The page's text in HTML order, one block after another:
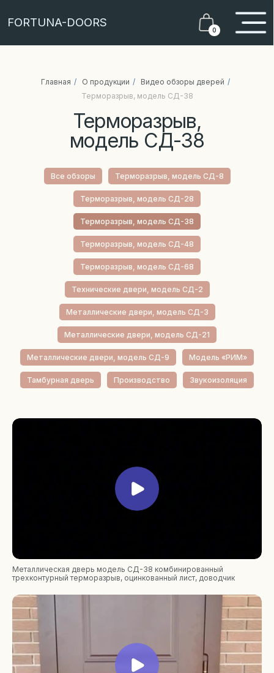
FORTUNA-DOORS
Главная / О продукции / Видео обзоры дверей /
Терморазрыв, модель СД-38
Терморазрыв,
модель СД-38
Все обзоры Терморазрыв, модель СД-8
Терморазрыв, модель СД-28
Терморазрыв, модель СД-38
Терморазрыв, модель СД-48
Терморазрыв, модель СД-68
Технические двери, модель СД-2
Металлические двери, модель СД-3
Металлические двери, модель СД-21
Металлические двери, модель СД-9 Модель «РИМ»
Тамбурная дверь Производство Звукоизоляция
Металлическая дверь модель СД-38 комбинированный
трехконтурный терморазрыв, оцинкованный лист, доводчик